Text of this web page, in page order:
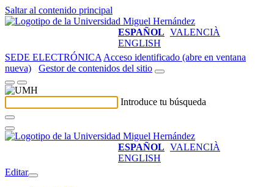
Saltar al contenido principal
ESPAÑOL VALENCIÀ
ENGLISH
SEDE ELECTRÓNICA Acceso identificado (abre en ventana
nueva)
Gestor de contenidos del sitio
Introduce tu búsqueda
ESPAÑOL VALENCIÀ
ENGLISH
Editar